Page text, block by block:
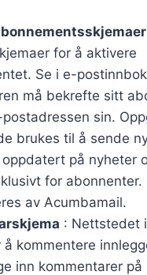
for å aktivere
Se i e-
må bekrefte sitt
sin.
brukes til å sende
på nyheter
for
av Acumbamail.
: Nettstedet
å kommentere
inn kommentarer på